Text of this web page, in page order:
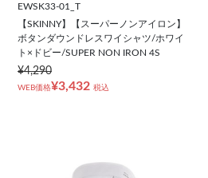
EWSK33-01_T
【SKINNY】【スーパーノンアイロン】
ボタンダウンドレスワイシャツ/ホワイ
ト×ドビー/SUPER NON IRON 4S
¥4,290
WEB価格¥3,432 税込